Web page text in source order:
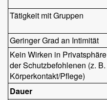
Tätigkeit mit Gruppen
Geringer Grad an Intimität
Kein Wirken in Privatsphäre
der Schutzbefohlenen (z. B.
Körperkontakt/Pflege)
Dauer